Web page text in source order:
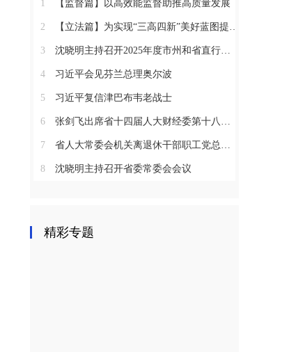
1 【监督篇】以高效能监督助推高质量发展
2 【立法篇】为实现“三高四新”美好蓝图提供坚实法治保障
3 沈晓明主持召开2025年度市州和省直行业系统党（工）委书记抓基层党建工作述职评议会议
4 习近平会见芬兰总理奥尔波
5 习近平复信津巴布韦老战士
6 张剑飞出席省十四届人大财经委第十八次全体会议
7 省人大常委会机关离退休干部职工党总支召开2025年度总结表彰大会
8 沈晓明主持召开省委常委会会议
精彩专题